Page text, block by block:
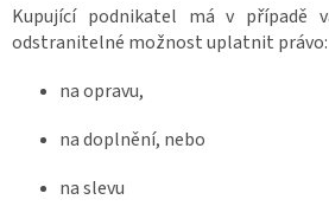
Kupující podnikatel má v případě
odstranitelné možnost uplatnit právo:
na opravu,
na doplnění, nebo
na slevu